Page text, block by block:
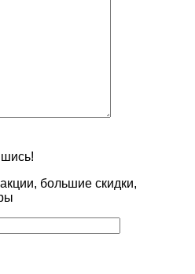
большие скидки,